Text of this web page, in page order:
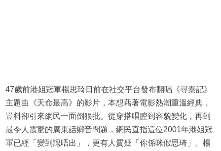
47歲前港姐冠軍楊思琦日前在社交平台發布翻唱《尋秦記》
主題曲《天命最高》的影片，本想藉著電影熱潮重溫經典，
豈料卻引來網民一面倒狠批。從穿搭唱腔到容貌變化，再到
最令人震驚的廣東話鄉音問題，網民直指這位2001年港姐冠
軍已經「變到認唔出」，更有人質疑「你係咪假思琦」。楊